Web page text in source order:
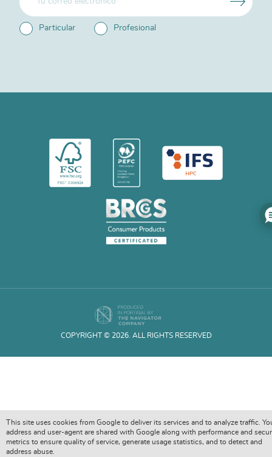
Particular Profesional
COPYRIGHT © 2026. ALL RIGHTS RESERVED
This site uses cookies from Google to deliver its services and to analyze traffic.
address and user-agent are shared with Google along with performance and
metrics to ensure quality of service, generate usage statistics, and to detect and
address abuse.